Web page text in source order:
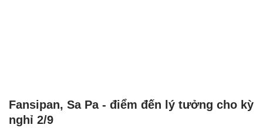
Fansipan, Sa Pa - điểm đến lý tưởng cho kỳ
nghỉ 2/9